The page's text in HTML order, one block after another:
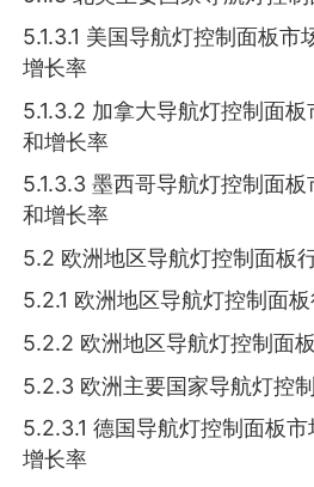
5.1.3.1 美国导航灯控制面板市
增长率
5.1.3.2 加拿大导航灯控制面
和增长率
5.1.3.3 墨西哥导航灯控制面
和增长率
5.2 欧洲地区导航灯控制面板
5.2.1 欧洲地区导航灯控制面
5.2.2 欧洲地区导航灯控制面
5.2.3 欧洲主要国家导航灯控
5.2.3.1 德国导航灯控制面板
增长率